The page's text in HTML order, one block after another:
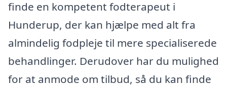
finde en kompetent fodterapeut i
Hunderup, der kan hjælpe med alt fra
almindelig fodpleje til mere specialiserede
behandlinger. Derudover har du mulighed
for at anmode om tilbud, så du kan finde